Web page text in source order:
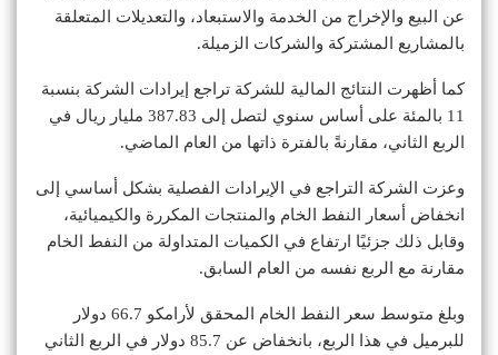
عن البيع والإخراج من الخدمة والاستبعاد، والتعديلات المتعلقة
بالمشاريع المشتركة والشركات الزميلة.
كما أظهرت النتائج المالية للشركة تراجع إيرادات الشركة بنسبة
11 بالمئة على أساس سنوي لتصل إلى 387.83 مليار ريال في
الربع الثاني، مقارنةً بالفترة ذاتها من العام الماضي.
وعزت الشركة التراجع في الإيرادات الفصلية بشكل أساسي إلى
انخفاض أسعار النفط الخام والمنتجات المكررة والكيميائية،
وقابل ذلك جزئيًا ارتفاع في الكميات المتداولة من النفط الخام
مقارنة مع الربع نفسه من العام السابق.
وبلغ متوسط سعر النفط الخام المحقق لأرامكو 66.7 دولار
للبرميل في هذا الربع، بانخفاض عن 85.7 دولار في الربع الثاني